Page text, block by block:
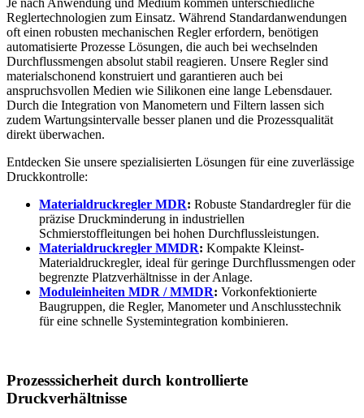
Je nach Anwendung und Medium kommen unterschiedliche
Reglertechnologien zum Einsatz. Während Standardanwendungen
oft einen robusten mechanischen Regler erfordern, benötigen
automatisierte Prozesse Lösungen, die auch bei wechselnden
Durchflussmengen absolut stabil reagieren. Unsere Regler sind
materialschonend konstruiert und garantieren auch bei
anspruchsvollen Medien wie Silikonen eine lange Lebensdauer.
Durch die Integration von Manometern und Filtern lassen sich
zudem Wartungsintervalle besser planen und die Prozessqualität
direkt überwachen.
Entdecken Sie unsere spezialisierten Lösungen für eine zuverlässige
Druckkontrolle:
Materialdruckregler MDR: Robuste Standardregler für die
präzise Druckminderung in industriellen
Schmierstoffleitungen bei hohen Durchflussleistungen.
Materialdruckregler MMDR: Kompakte Kleinst-
Materialdruckregler, ideal für geringe Durchflussmengen oder
begrenzte Platzverhältnisse in der Anlage.
Moduleinheiten MDR / MMDR: Vorkonfektionierte
Baugruppen, die Regler, Manometer und Anschlusstechnik
für eine schnelle Systemintegration kombinieren.
Prozesssicherheit durch kontrollierte
Druckverhältnisse